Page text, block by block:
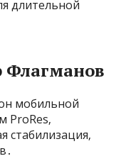
длительной
Флагманов
мобильной
ProRes‚
стабилизация‚